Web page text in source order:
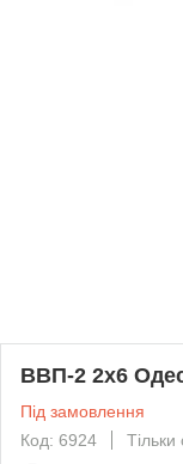
ВВП-2 2х6
Під замовлення
Код: 6924
Тільки